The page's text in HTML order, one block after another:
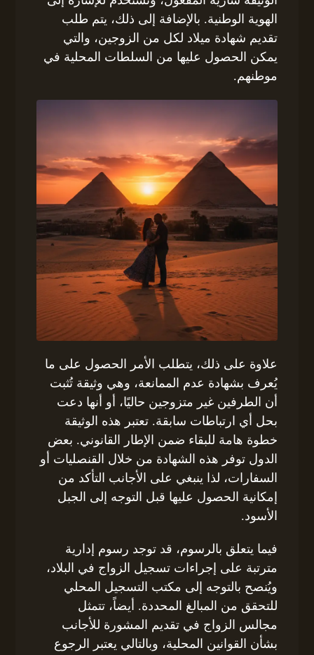
الهوية الوطنية. بالإضافة إلى ذلك، يتم طلب
تقديم شهادة ميلاد لكل من الزوجين، والتي
يمكن الحصول عليها من السلطات المحلية في
موطنهم.
علاوة على ذلك، يتطلب الأمر الحصول على ما
يُعرف بشهادة عدم الممانعة، وهي وثيقة تُثبت
أن الطرفين غير متزوجين حاليًا، أو أنها دعت
بحل أي ارتباطات سابقة. تعتبر هذه الوثيقة
خطوة هامة للبقاء ضمن الإطار القانوني. بعض
الدول توفر هذه الشهادة من خلال القنصليات أو
السفارات، لذا ينبغي على الأجانب التأكد من
إمكانية الحصول عليها قبل التوجه إلى الجبل
الأسود.
فيما يتعلق بالرسوم، قد توجد رسوم إدارية
مترتبة على إجراءات تسجيل الزواج في البلاد،
ويُنصح بالتوجه إلى مكتب التسجيل المحلي
للتحقق من المبالغ المحددة. أيضاً، تتمثل
مجالس الزواج في تقديم المشورة للأجانب
بشأن القوانين المحلية، وبالتالي يعتبر الرجوع